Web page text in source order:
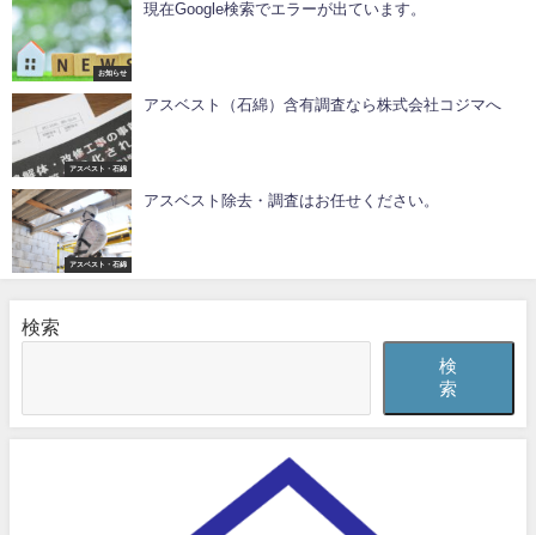
お知らせ
現在Google検索でエラーが出ています。
アスベスト・石綿
アスベスト（石綿）含有調査なら株式会社コジマへ
アスベスト・石綿
アスベスト除去・調査はお任せください。
検索
検
索